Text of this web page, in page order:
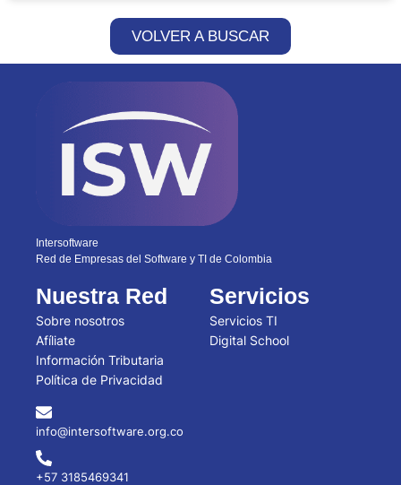
VOLVER A BUSCAR
Intersoftware
Red de Empresas del Software y TI de Colombia
Nuestra Red
Sobre nosotros
Afíliate
Información Tributaria
Política de Privacidad
Servicios
Servicios TI
Digital School
info@intersoftware.org.co
+57 3185469341